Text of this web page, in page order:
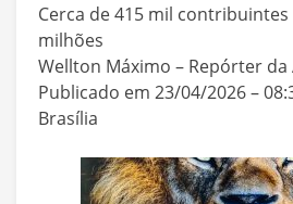
Cerca de 415 mil
milhões
Wellton Máximo – Repórter da
Publicado em 23/04/2026 –
Brasília